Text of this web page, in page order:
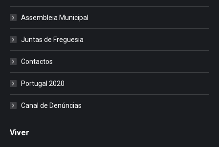
Assembleia Municipal
Juntas de Freguesia
Contactos
Portugal 2020
Canal de Denúncias
Viver